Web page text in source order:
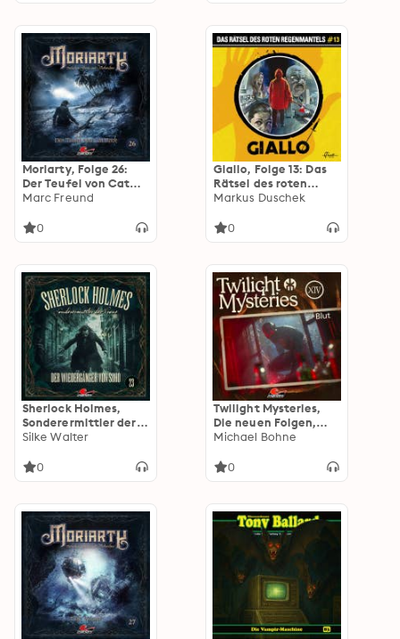
Moriarty, Folge 26:
Der Teufel von Cat
Rock (Ungekürzt)
Marc Freund
0
Giallo, Folge 13: Das
Rätsel des roten
Regenmantels
Markus Duschek
0
Sherlock Holmes,
Sonderermittler der
Krone, Folge 23: Der
Soho (Ungekürzt)
Silke Walter
0
Twilight Mysteries,
Die neuen Folgen,
Folge 14: Blut
Michael Bohne
0